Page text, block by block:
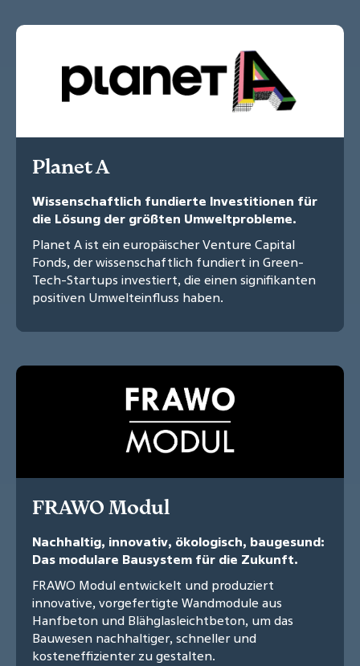
Planet A
Wissenschaftlich fundierte Investitionen für
die Lösung der größten Umweltprobleme.
Planet A ist ein europäischer Venture Capital
Fonds, der wissenschaftlich fundiert in Green-
Tech-Startups investiert, die einen signifikanten
positiven Umwelteinfluss haben.
FRAWO Modul
Nachhaltig, innovativ, ökologisch, baugesund:
Das modulare Bausystem für die Zukunft.
FRAWO Modul entwickelt und produziert
innovative, vorgefertigte Wandmodule aus
Hanfbeton und Blähglasleichtbeton, um das
Bauwesen nachhaltiger, schneller und
kosteneffizienter zu gestalten.